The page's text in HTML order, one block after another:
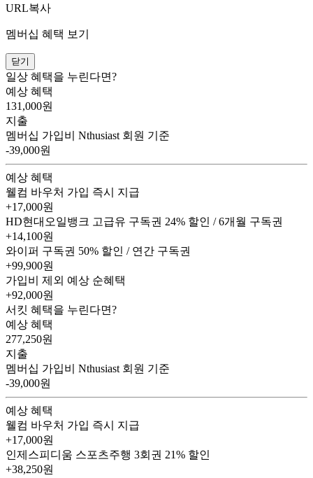
URL복사
멤버십 혜택 보기
닫기
일상 혜택을 누린다면?
예상 혜택
131,000원
지출
멤버십 가입비
Nthusiast 회원 기준
-39,000원
예상 혜택
웰컴 바우처 가입 즉시 지급
+17,000원
HD현대오일뱅크 고급유 구독권 24% 할인 / 6개월 구독권
+14,100원
와이퍼 구독권 50% 할인 / 연간 구독권
+99,900원
가입비 제외 예상 순혜택
+92,000원
서킷 혜택을 누린다면?
예상 혜택
277,250원
지출
멤버십 가입비
Nthusiast 회원 기준
-39,000원
예상 혜택
웰컴 바우처 가입 즉시 지급
+17,000원
인제스피디움 스포츠주행 3회권 21% 할인
+38,250원